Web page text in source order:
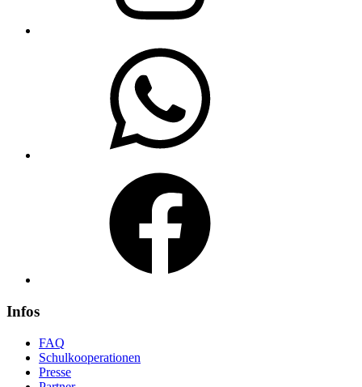
Infos
FAQ
Schulkooperationen
Presse